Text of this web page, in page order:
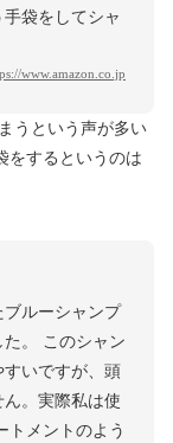
袋をしてシャ
www.amazon.co.jp
うという声が多い
をするというのは
ブルーシャンプ
。 このシャン
いですが、頭
。実際私は使
トメントのよう